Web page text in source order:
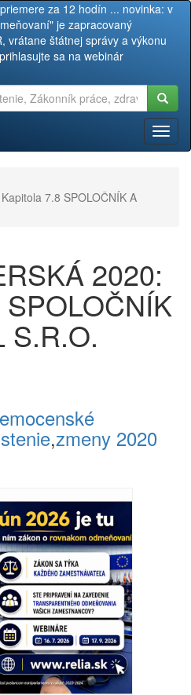
za 12 hodín ... novinka: v
je zapracovaný
vrátane štátnej správy a výkonu
sa na webinár
7.8 SPOLOČNÍK A
2020:
S.R.O.
,zmeny 2020